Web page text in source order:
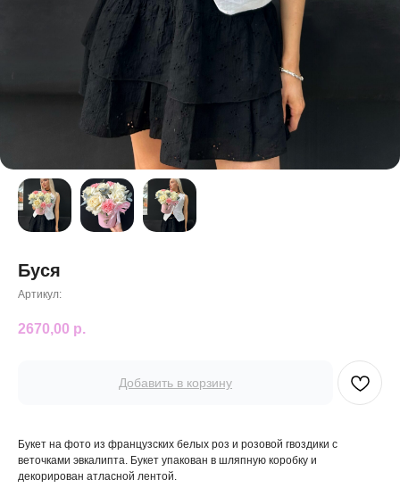
Буся
Артикул:
2670,00 р.
Добавить в корзину
Букет на фото из французских белых роз и розовой гвоздики с
веточками эвкалипта. Букет упакован в шляпную коробку и
декорирован атласной лентой.